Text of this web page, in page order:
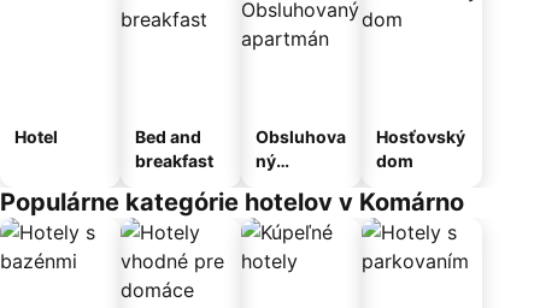
Hotel
Bed and
breakfast
Obsluhova
ný
Hosťovský
dom
Populárne kategórie hotelov v Komárno